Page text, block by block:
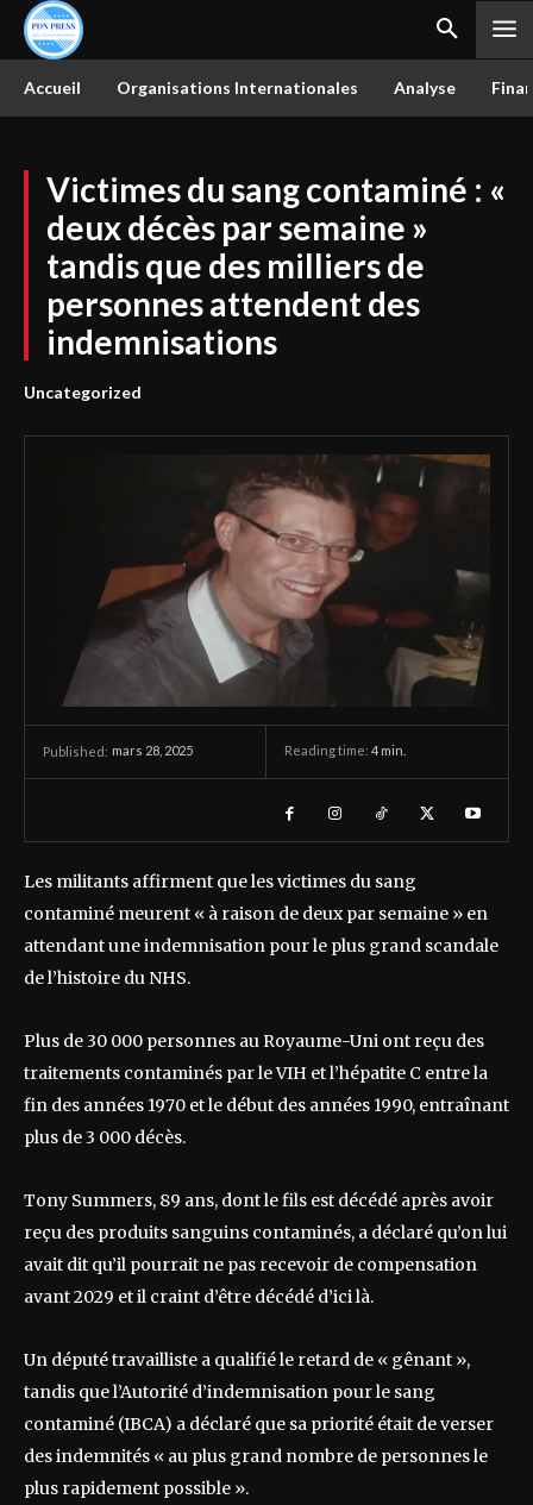
Accueil Organisations Internationales Analyse
Victimes du sang contaminé : «
deux décès par semaine »
tandis que des milliers de
personnes attendent des
indemnisations
Uncategorized
Published: mars 28, 2025 Reading time: 4 min.
Les militants affirment que les victimes du sang
contaminé meurent « à raison de deux par semaine » en
attendant une indemnisation pour le plus grand scandale
de l’histoire du NHS.
Plus de 30 000 personnes au Royaume-Uni ont reçu des
traitements contaminés par le VIH et l’hépatite C entre la
fin des années 1970 et le début des années 1990, entraînant
plus de 3 000 décès.
Tony Summers, 89 ans, dont le fils est décédé après avoir
reçu des produits sanguins contaminés, a déclaré qu’on lui
avait dit qu’il pourrait ne pas recevoir de compensation
avant 2029 et il craint d’être décédé d’ici là.
Un député travailliste a qualifié le retard de « gênant »,
tandis que l’Autorité d’indemnisation pour le sang
contaminé (IBCA) a déclaré que sa priorité était de verser
des indemnités « au plus grand nombre de personnes le
plus rapidement possible ».